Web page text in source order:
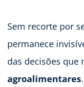
Sem recorte por
permanece
das decisões que
agroalimentares